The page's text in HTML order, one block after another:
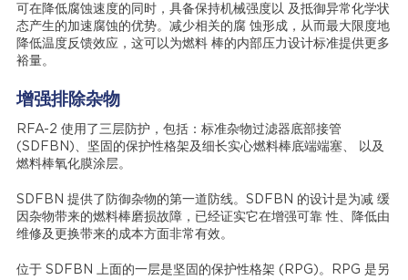
可在降低腐蚀速度的同时，具备保持机械强度以 及抵御异常化学状
态产生的加速腐蚀的优势。减少相关的腐 蚀形成，从而最大限度地
降低温度反馈效应，这可以为燃料 棒的内部压力设计标准提供更多
裕量。
增强排除杂物
RFA-2 使用了三层防护，包括：标准杂物过滤器底部接管
(SDFBN)、坚固的保护性格架及细长实心燃料棒底端端塞、 以及
燃料棒氧化膜涂层。
SDFBN 提供了防御杂物的第一道防线。SDFBN 的设计是为减 缓
因杂物带来的燃料棒磨损故障，已经证实它在增强可靠 性、降低由
维修及更换带来的成本方面非常有效。
位于 SDFBN 上面的一层是坚固的保护性格架 (RPG)。RPG 是另